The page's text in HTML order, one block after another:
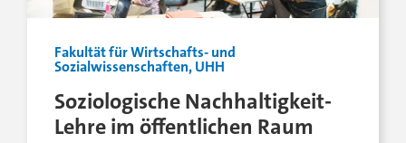
Fakultät für Wirtschafts- und
Sozialwissenschaften, UHH
Soziologische Nachhaltigkeit-
Lehre im öffentlichen Raum